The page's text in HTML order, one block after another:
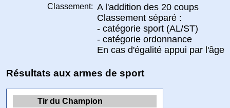
Classement: A l'addition des 20 coups
Classement séparé :
- catégorie sport (AL/ST)
- catégorie ordonnance
En cas d'égalité appui par l'âge
Résultats aux armes de sport
Tir du Champion